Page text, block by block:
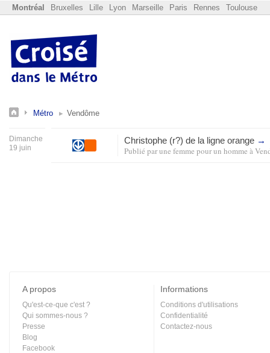
Montréal Bruxelles Lille Lyon Marseille Paris Rennes Toulouse
Métro Vendôme
Dimanche
19 juin
Christophe (r?) de la ligne orange →
Publié parune femme pour un homme à
A propos
Qu'est-ce-que c'est ?
Qui sommes-nous ?
Presse
Blog
Facebook
Informations
Conditions d'utilisations
Confidentialité
Contactez-nous